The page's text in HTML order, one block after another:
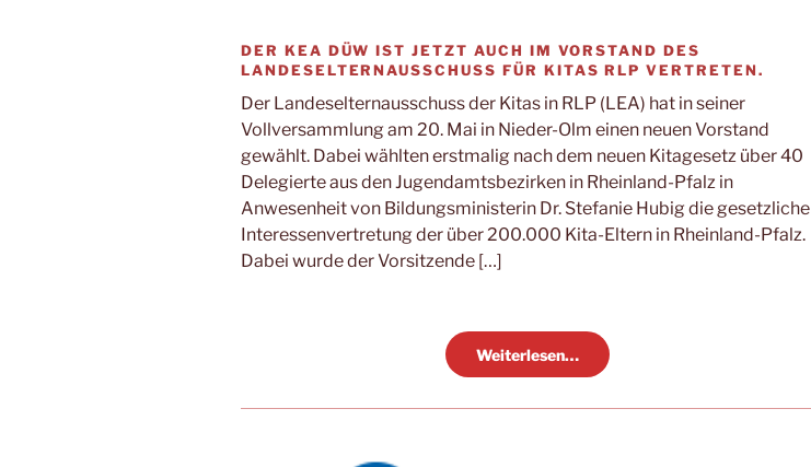
DER KEA DÜW IST JETZT AUCH IM VORSTAND DES
LANDESELTERNAUSSCHUSS FÜR KITAS RLP VERTRETEN.
Der Landeselternausschuss der Kitas in RLP (LEA) hat in seiner
Vollversammlung am 20. Mai in Nieder-Olm einen neuen Vorstand
gewählt. Dabei wählten erstmalig nach dem neuen Kitagesetz über 40
Delegierte aus den Jugendamtsbezirken in Rheinland-Pfalz in
Anwesenheit von Bildungsministerin Dr. Stefanie Hubig die gesetzliche
Interessenvertretung der über 200.000 Kita-Eltern in Rheinland-Pfalz.
Dabei wurde der Vorsitzende […]
Weiterlesen…